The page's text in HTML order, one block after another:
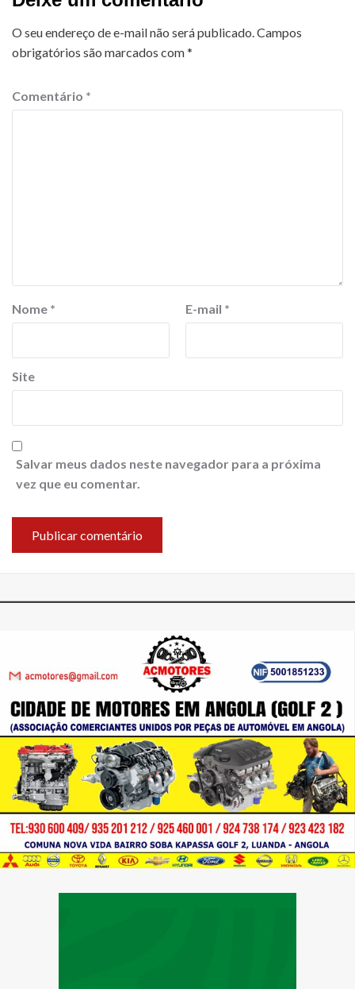
O seu endereço de e-mail não será publicado.Campos
obrigatórios são marcados com*
Comentário *
Nome * E-mail *
Site
Salvar meus dados neste navegador para a próxima
vez que eu comentar.